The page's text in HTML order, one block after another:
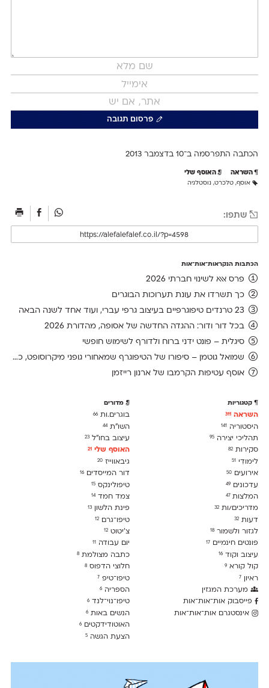
פרסום תגובה
הכתבה התפרסמה ב־10 ב דצמבר 2013
השראה האוסף שלי
אוסף, טלכרט, נוסטלגיה
שתפו:
הכתבות הנקראות־אות־אות
פרס אאא לשינוי חברתי 2026
כך תשרדו את עונת תערוכות הבוגרים
23 טרנדים טיפוגרפיים בעיצוב גרפי עברי, ועוד אחד לשנה הבאה
בכל דור ודור: ההגדה החדשה של אסופה, מהדורת 2026
סיגלית – פונט ידני ברוח ולדורף לשימוש חופשי
שמואל גוטמן – סיפורו של הטיפוגרף שמאחורי גופני מיקרוסופט, כפי שנחשף בארכיון של נינתו
אוסף עטיפות הקרמבו של ארנון רייזמן
קטגוריות
השראה 311
היסטוריה 141
תהליכי יצירה 95
סקירות 82
לימודִי 51
אירועים 50
עדכונים 49
המלצות47
מדריכים/ות 32
דעות 32
לגזור ולשמור 18
פונטים חינמיים 17
עיצוב וקוד 16
קול קורא 9
ראיון 7
מערכת המגזין
פייסבוק אות־אות־אות
אינסטגרם אות־אות־אות
מדורים
בוגרים.ות66
השו״ת44
עיצוב בחו"ל23
האוסף שלי21
גיבאווייז20
דור המייסדים16
טיפולינקס15
צמד חמד14
פינת הלשון13
טיפו־גרם12
צ׳יטוט12
יום עבודה11
כתבה מצולמת8
חלוצי הדפוס8
טיפו־טיפ7
הספריה6
טיפו־נוי־לנד6
הנשים באות6
האוטודידקטים6
הצעת הגשה5